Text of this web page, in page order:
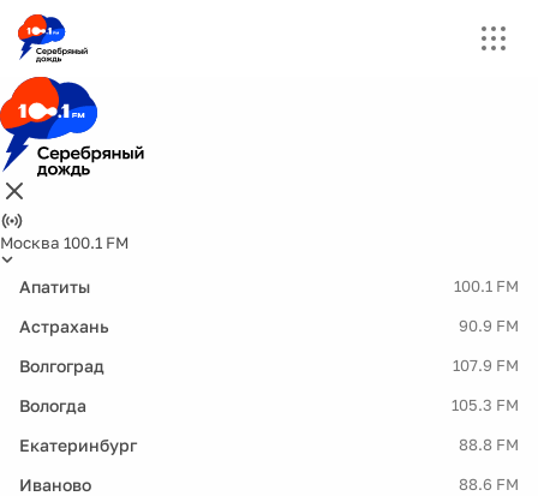
Москва 100.1 FM
Апатиты 100.1 FM
Астрахань 90.9 FM
Волгоград 107.9 FM
Вологда 105.3 FM
Екатеринбург 88.8 FM
Иваново 88.6 FM